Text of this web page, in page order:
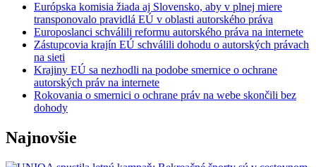
Európska komisia žiada aj Slovensko, aby v plnej miere
transponovalo pravidlá EÚ v oblasti autorského práva
Europoslanci schválili reformu autorského práva na internete
Zástupcovia krajín EÚ schválili dohodu o autorských právach
na sieti
Krajiny EÚ sa nezhodli na podobe smernice o ochrane
autorských práv na internete
Rokovania o smernici o ochrane práv na webe skončili bez
dohody
Najnovšie